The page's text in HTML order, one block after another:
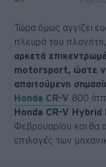
Τώρα όμως αγγίζει
πλευρά του πλανήτη,
αρκετά
motorsport, ώστε
απαιτούμενη
Honda CR-V 800
Honda CR-V Hybrid
Φεβρουαρίου και
επιλογές των